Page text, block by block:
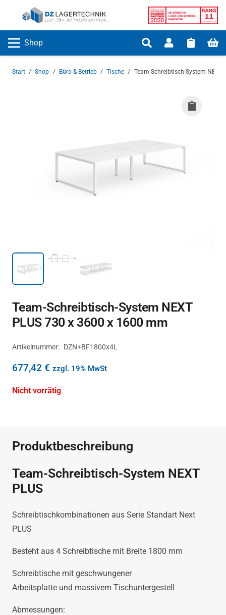
Shop
Start / Shop / Büro & Betrieb / Tische / Team-Schreibtisch-System
Team-Schreibtisch-System NEXT
PLUS 730 x 3600 x 1600 mm
Artikelnummer: DZN+BF1800x4L
677,42 € zzgl. 19% MwSt
Nicht vorrätig
Produktbeschreibung
Team-Schreibtisch-System NEXT
PLUS
Schreibtischkombinationen aus Serie Standart Next
PLUS
Besteht aus 4 Schreibtische mit Breite 1800 mm
Schreibtische mit geschwungener
Arbeitsplatte und massivem Tischuntergestell
Abmessungen: